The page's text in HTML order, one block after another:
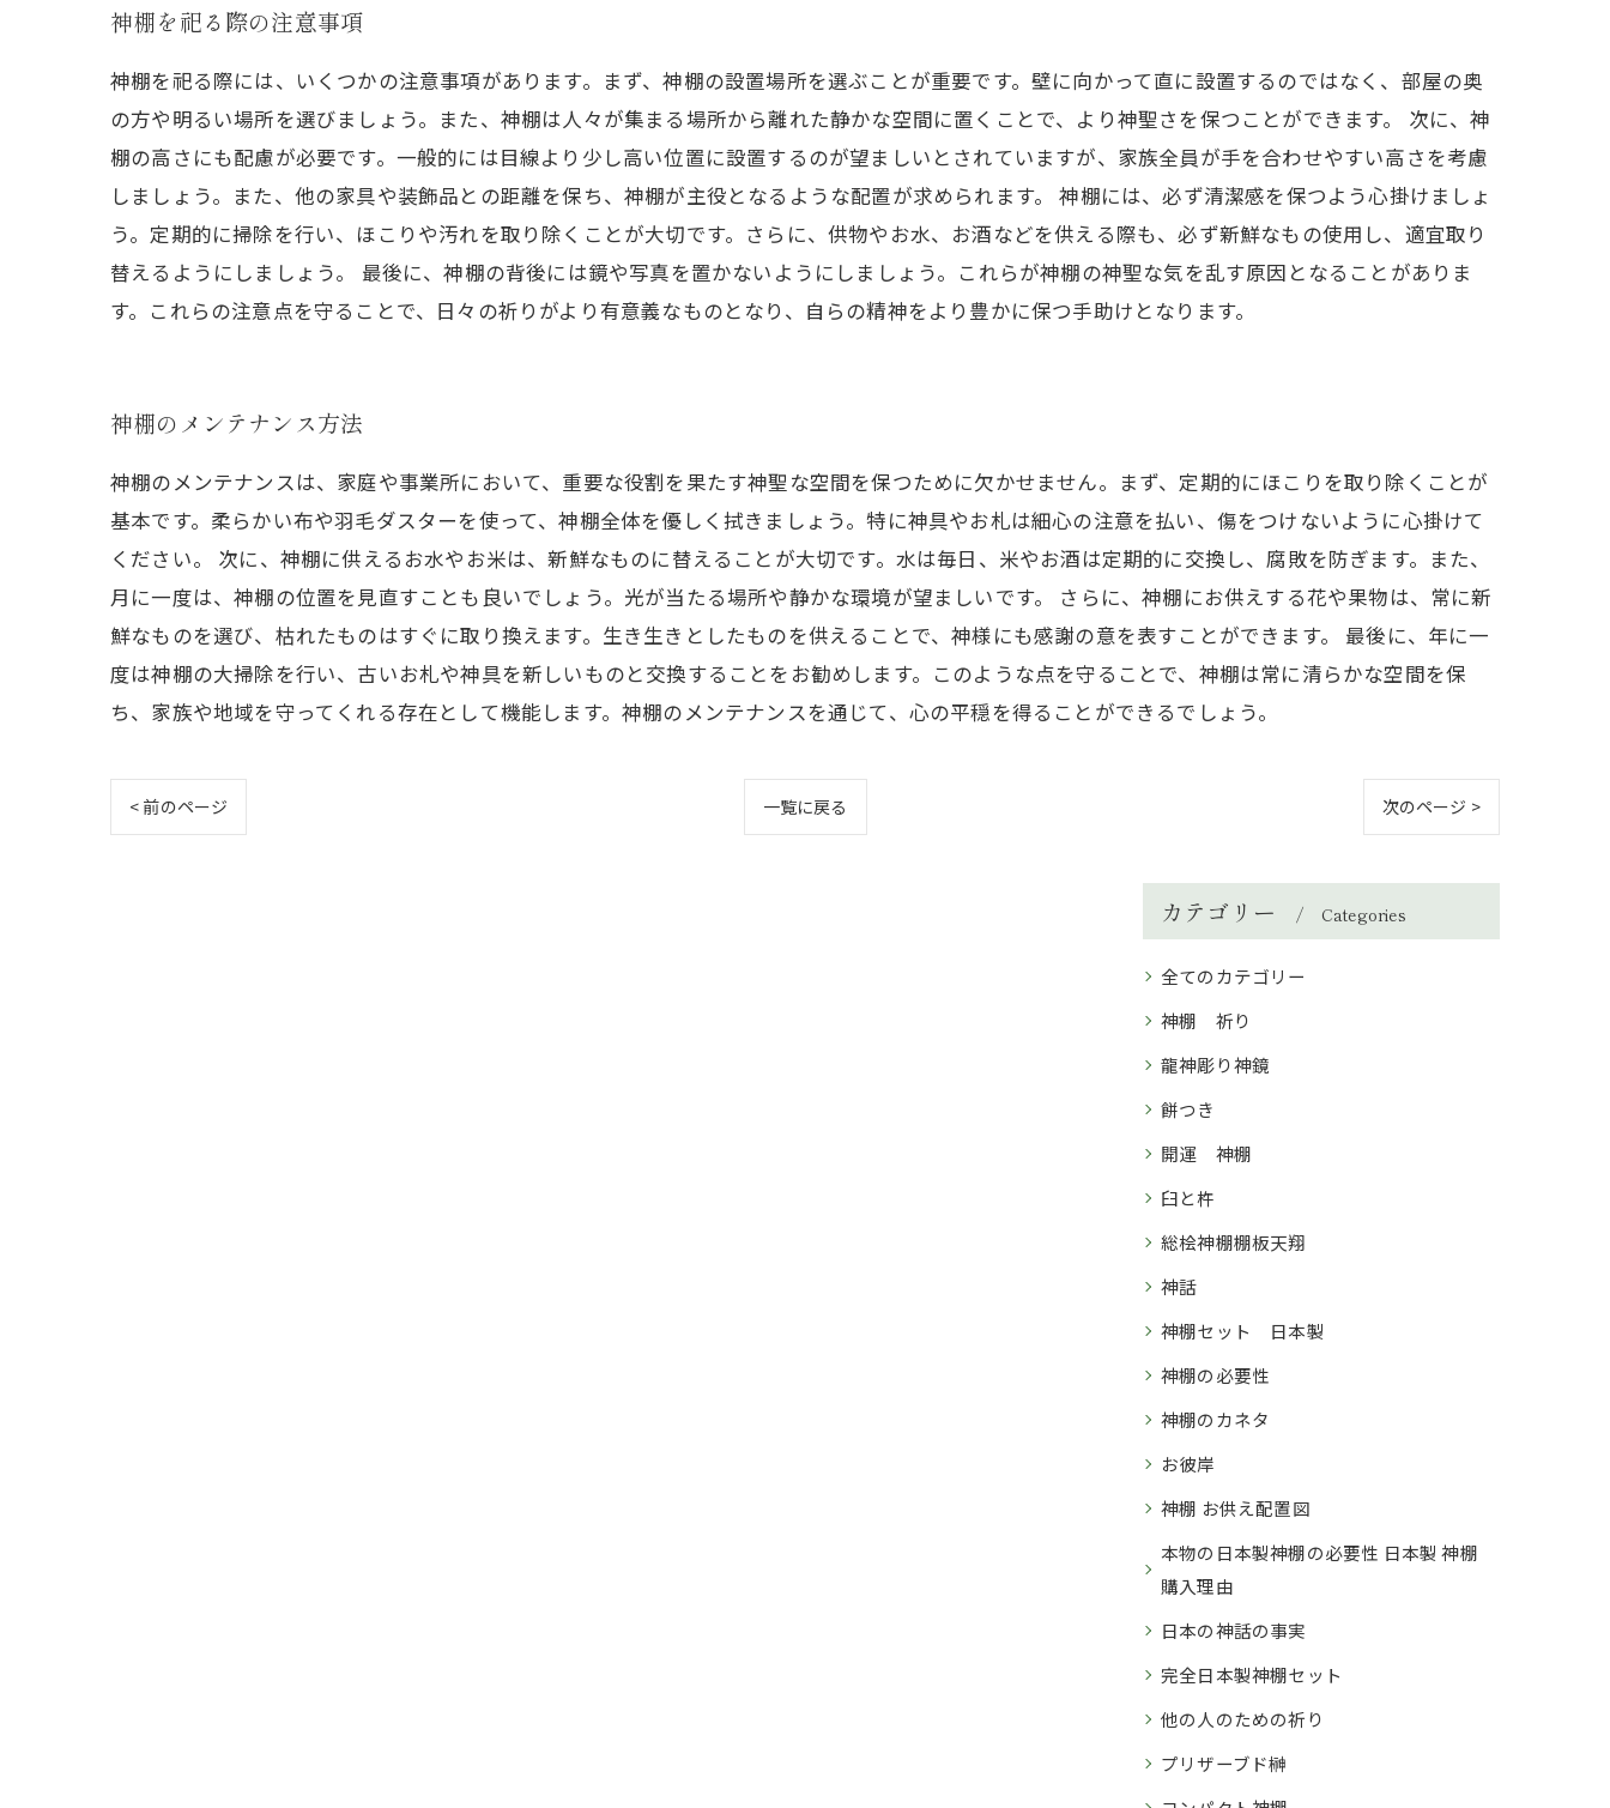
神棚を祀る際の注意事項
神棚を祀る際には、いくつかの注意事項があります。まず、神棚の設置場所を選ぶことが重要です。壁に向かって直に設置するのではなく、部屋の奥
の方や明るい場所を選びましょう。また、神棚は人々が集まる場所から離れた静かな空間に置くことで、より神聖さを保つことができます。 次に、神
棚の高さにも配慮が必要です。一般的には目線より少し高い位置に設置するのが望ましいとされていますが、家族全員が手を合わせやすい高さを考慮
しましょう。また、他の家具や装飾品との距離を保ち、神棚が主役となるような配置が求められます。 神棚には、必ず清潔感を保つよう心掛けましょ
う。定期的に掃除を行い、ほこりや汚れを取り除くことが大切です。さらに、供物やお水、お酒などを供える際も、必ず新鮮なもの使用し、適宜取り
替えるようにしましょう。 最後に、神棚の背後には鏡や写真を置かないようにしましょう。これらが神棚の神聖な気を乱す原因となることがありま
す。これらの注意点を守ることで、日々の祈りがより有意義なものとなり、自らの精神をより豊かに保つ手助けとなります。
神棚のメンテナンス方法
神棚のメンテナンスは、家庭や事業所において、重要な役割を果たす神聖な空間を保つために欠かせません。まず、定期的にほこりを取り除くことが
基本です。柔らかい布や羽毛ダスターを使って、神棚全体を優しく拭きましょう。特に神具やお札は細心の注意を払い、傷をつけないように心掛けて
ください。 次に、神棚に供えるお水やお米は、新鮮なものに替えることが大切です。水は毎日、米やお酒は定期的に交換し、腐敗を防ぎます。また、
月に一度は、神棚の位置を見直すことも良いでしょう。光が当たる場所や静かな環境が望ましいです。 さらに、神棚にお供えする花や果物は、常に新
鮮なものを選び、枯れたものはすぐに取り換えます。生き生きとしたものを供えることで、神様にも感謝の意を表すことができます。 最後に、年に一
度は神棚の大掃除を行い、古いお札や神具を新しいものと交換することをお勧めします。このような点を守ることで、神棚は常に清らかな空間を保
ち、家族や地域を守ってくれる存在として機能します。神棚のメンテナンスを通じて、心の平穏を得ることができるでしょう。
< 前のページ 一覧に戻る 次のページ >
カテゴリー Categories
全てのカテゴリー
神棚 祈り
龍神彫り神鏡
餅つき
開運 神棚
臼と杵
総桧神棚棚板天翔
神話
神棚セット 日本製
神棚の必要性
神棚のカネタ
お彼岸
神棚 お供え配置図
本物の日本製神棚の必要性 日本製 神棚
購入理由
日本の神話の事実
完全日本製神棚セット
他の人のための祈り
プリザーブド榊